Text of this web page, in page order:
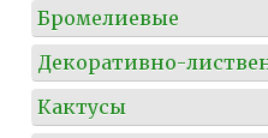
Бромелиевые
Декоративно-
Кактусы